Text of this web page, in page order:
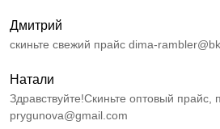
Дмитрий
скиньте свежий прайс dima-
Натали
Здравствуйте!Скиньте оптовый прайс,
prygunova@gmail.com